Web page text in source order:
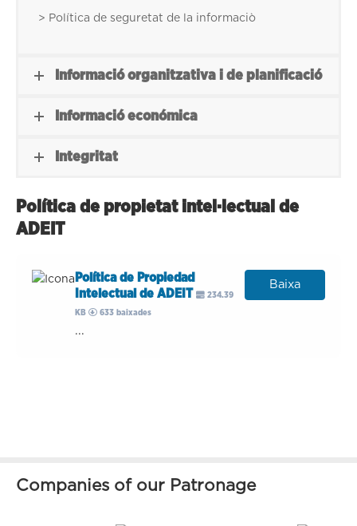
> Política de seguretat de la informaciò
Informació organitzativa i de planificació
Informació económica
Integritat
Política de propietat intel·lectual de
ADEIT
Política de Propiedad
Intelectual de ADEIT
234.39
KB
633 baixades
...
Baixa
Companies of our Patronage